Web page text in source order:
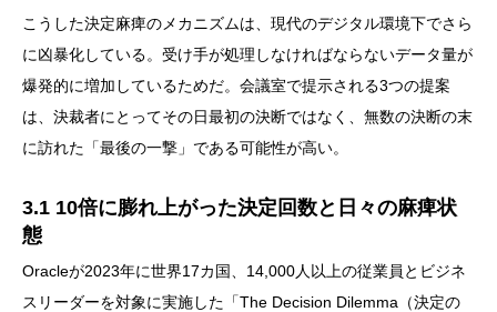
こうした決定麻痺のメカニズムは、現代のデジタル環境下でさら
に凶暴化している。受け手が処理しなければならないデータ量が
爆発的に増加しているためだ。会議室で提示される3つの提案
は、決裁者にとってその日最初の決断ではなく、無数の決断の末
に訪れた「最後の一撃」である可能性が高い。
3.1 10倍に膨れ上がった決定回数と日々の麻痺状
態
Oracleが2023年に世界17カ国、14,000人以上の従業員とビジネ
スリーダーを対象に実施した「The Decision Dilemma（決定の